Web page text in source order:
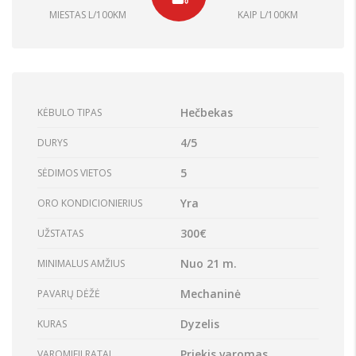
MIESTAS L/100KM KAIP L/100KM
KĖBULO TIPAS Hečbekas
DURYS 4/5
SĖDIMOS VIETOS 5
ORO KONDICIONIERIUS Yra
UŽSTATAS 300€
MINIMALUS AMŽIUS Nuo 21 m.
PAVARŲ DĖŽĖ Mechaninė
KURAS Dyzelis